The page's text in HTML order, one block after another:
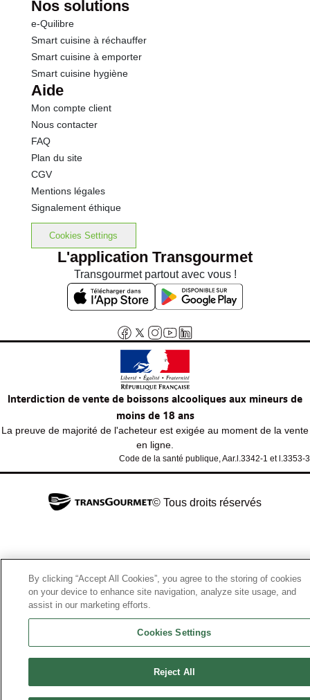
Nos solutions
e-Quilibre
Smart cuisine à réchauffer
Smart cuisine à emporter
Smart cuisine hygiène
Aide
Mon compte client
Nous contacter
FAQ
Plan du site
CGV
Mentions légales
Signalement éthique
Cookies Settings
L'application Transgourmet
Transgourmet partout avec vous !
Interdiction de vente de boissons alcooliques aux mineurs de
moins de 18 ans
La preuve de majorité de l'acheteur est exigée au moment de la vente
en ligne.
Code de la santé publique, Aar.l.3342-1 et l.3353-3
© Tous droits réservés
By clicking “Accept All Cookies”, you agree to the storing of cookies
on your device to enhance site navigation, analyze site usage, and
assist in our marketing efforts.
Cookies Settings
Reject All